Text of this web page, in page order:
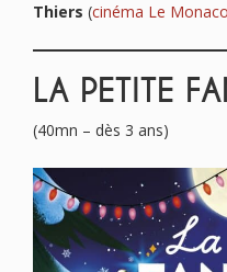
Thiers (cinéma Le Monaco
LA PETITE
(40mn – dès 3 ans)